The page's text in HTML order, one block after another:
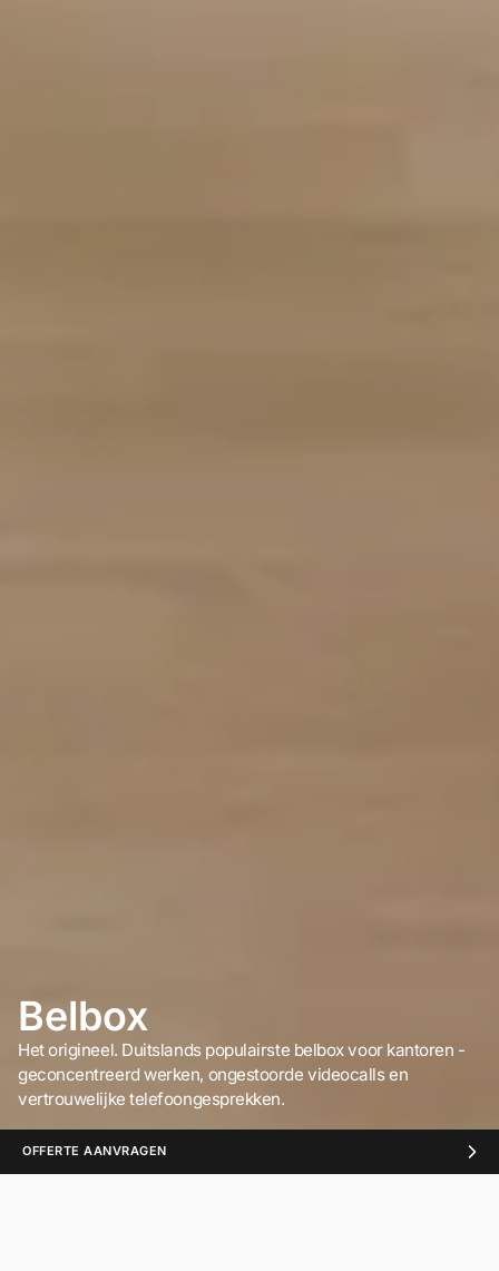
Belbox
Het origineel. Duitslands populairste belbox voor kantoren -
geconcentreerd werken, ongestoorde videocalls en
vertrouwelijke telefoongesprekken.
OFFERTE AANVRAGEN